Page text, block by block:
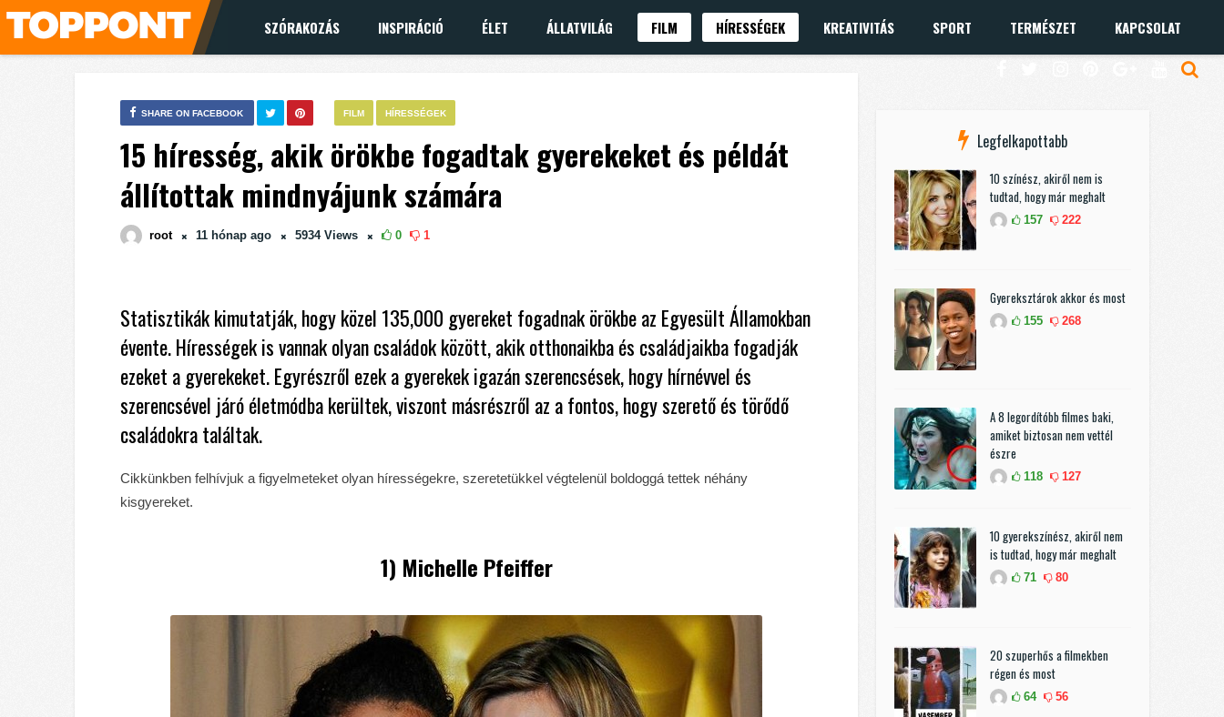
SZÓRAKOZÁS INSPIRÁCIÓ ÉLET ÁLLATVILÁG FILM HÍRESSÉGEK KREATIVITÁS SPORT TERMÉSZET KAPCSOLAT
FILM HÍRESSÉGEK
SHARE ON FACEBOOK
15 híresség, akik örökbe fogadtak gyerekeket és példát
állítottak mindnyájunk számára
root 11 hónap ago 5934 Views 0 1
Statisztikák kimutatják, hogy közel 135,000 gyereket fogadnak örökbe az Egyesült Államokban
évente. Hírességek is vannak olyan családok között, akik otthonaikba és családjaikba fogadják
ezeket a gyerekeket. Egyrészről ezek a gyerekek igazán szerencsések, hogy hírnévvel és
szerencsével járó életmódba kerültek, viszont másrészről az a fontos, hogy szerető és törődő
családokra találtak.
Cikkünkben felhívjuk a figyelmeteket olyan hírességekre, szeretetükkel végtelenül boldoggá tettek néhány
kisgyereket.
1) Michelle Pfeiffer
Legfelkapottabb
10 színész, akiről nem is
tudtad, hogy már meghalt
157 222
Gyereksztárok akkor és most
155 268
A 8 legordítóbb filmes baki,
amiket biztosan nem vettél
észre
118 127
10 gyerekszínész, akiről nem
is tudtad, hogy már meghalt
71 80
20 szuperhős a filmekben
régen és most
64 56